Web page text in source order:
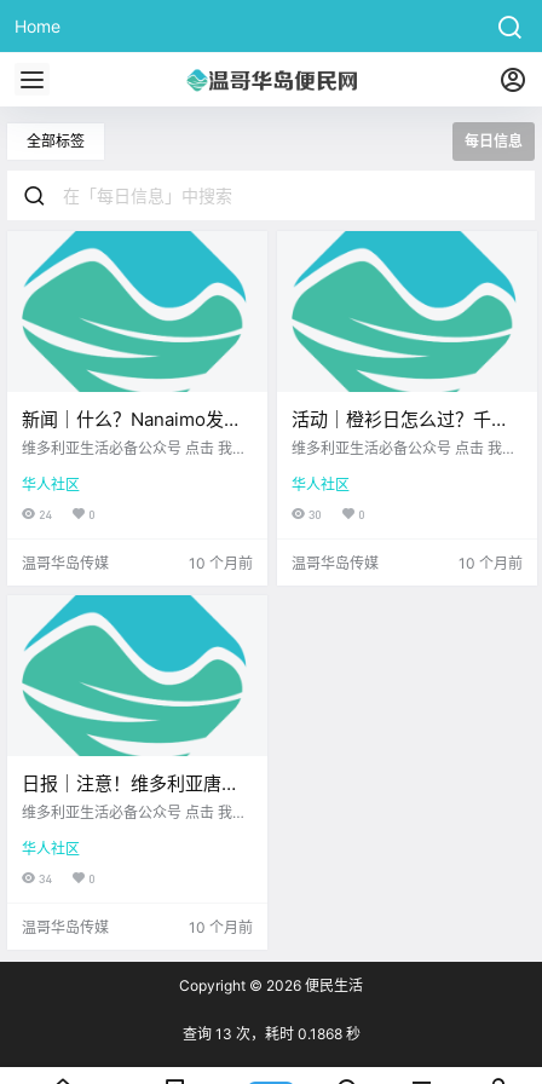
Home
全部标签 每日信息
新闻｜什么？Nanaimo发生
枪击案！BCGEU和政府谈崩
维多利亚生活必备公众号 点击 我在
想一直在你身边 大家周一好呀~ 明
天又是假期了 在放松之前 先来看看
华人社区
24 0
温哥华岛传媒 10 个月前
活动｜橙衫日怎么过？千万
别错过维多利亚的这些活
维多利亚生活必备公众号 点击 我在
想一直在你身边 本周二可不是普通
的一天 9月30日是加拿大的 “真相
华人社区
30 0
温哥华岛传媒 10 个月前
日报｜注意！维多利亚唐人
街牌楼将要修缮！Seair水上
华港口航线！
维多利亚生活必备公众号 点击 我在
想一直在你身边 公元2025年9月29
日 农历8月8日 星期一 天秤座 < 今
日黄历 > 维多利亚本周气象预报
华人社区
34 0
温哥华岛传媒 10 个月前
Copyright © 2026 便民生活
查询 13 次，耗时 0.1868 秒